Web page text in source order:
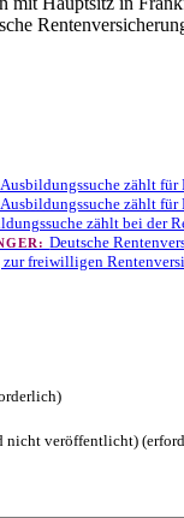
Ausbildungssuche zählt für
Ausbildungssuche zählt für
zählt bei der
Deutsche
freiwilligen
nicht veröffentlicht)